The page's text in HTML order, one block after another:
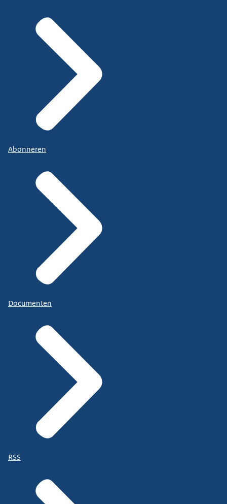
Abonneren
Documenten
RSS